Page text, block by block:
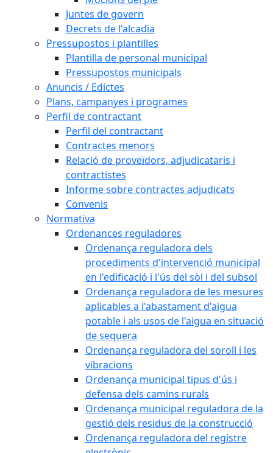
Juntes de govern
Decrets de l'alcadia
Pressupostos i plantilles
Plantilla de personal municipal
Pressupostos municipals
Anuncis / Edictes
Plans, campanyes i programes
Perfil de contractant
Perfil del contractant
Contractes menors
Relació de proveïdors, adjudicataris i
contractistes
Informe sobre contractes adjudicats
Convenis
Normativa
Ordenances reguladores
Ordenança reguladora dels
procediments d'intervenció municipal
en l'edificació i l'ús del sòl i del subsol
Ordenança reguladora de les mesures
aplicables a l'abastament d'aigua
potable i als usos de l'aigua en situació
de sequera
Ordenança reguladora del soroll i les
vibracions
Ordenança municipal tipus d'ús i
defensa dels camins rurals
Ordenança municipal reguladora de la
gestió dels residus de la construcció
Ordenança reguladora del registre